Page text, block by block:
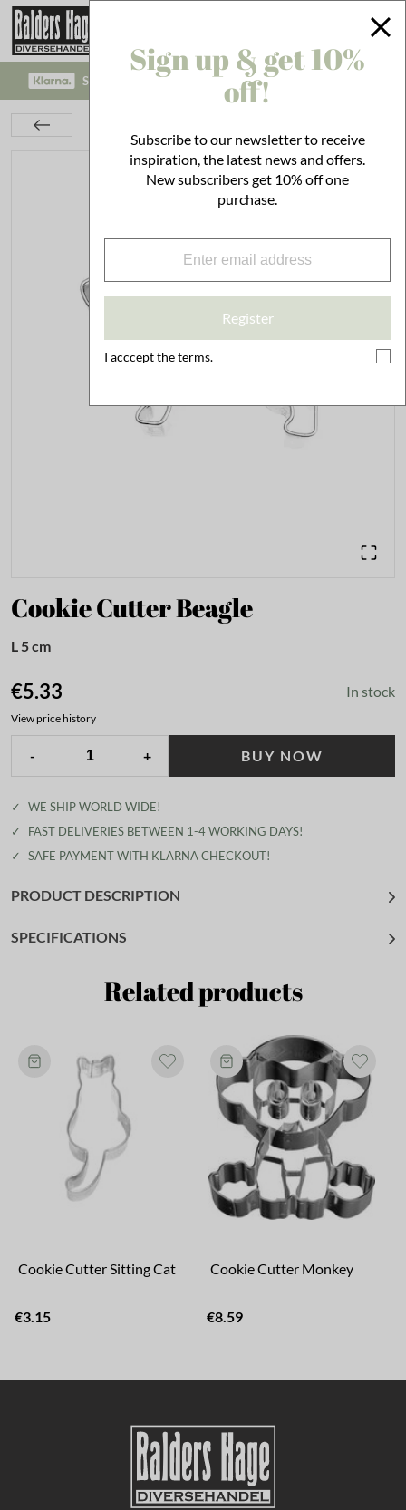
SAFE PAYMENT WITH KLARNA CHECKOUT!
Cookie Cutter Beagle
L 5 cm
€5.33 In stock
View price history
- + BUY NOW
✓
WE SHIP WORLD WIDE!
✓
FAST DELIVERIES BETWEEN 1-4 WORKING DAYS!
✓
SAFE PAYMENT WITH KLARNA CHECKOUT!
PRODUCT DESCRIPTION
SPECIFICATIONS
Related products
Cookie Cutter Sitting Cat
€3.15
Cookie Cutter Monkey
€8.59
Sign up & get 10%
off!
Subscribe to our newsletter to receive
inspiration, the latest news and offers.
New subscribers get 10% off one
purchase.
Register
I acccept theterms.